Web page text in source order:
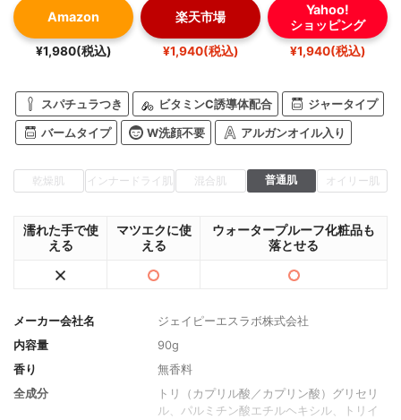
Amazon
¥1,980(税込)
楽天市場
¥1,940(税込)
Yahoo!
ショッピング
¥1,940(税込)
スパチュラつき ビタミンC誘導体配合 ジャータイプ
バームタイプ W洗顔不要 アルガンオイル入り
乾燥肌 インナードライ肌 混合肌 普通肌 オイリー肌
濡れた手で使
える
マツエクに使
える
ウォータープルーフ化粧品も
落とせる
メーカー会社名
ジェイピーエスラボ株式会社
内容量
90g
香り
無香料
全成分
トリ（カプリル酸／カプリン酸）グリセリ
ル、パルミチン酸エチルヘキシル、トリイ